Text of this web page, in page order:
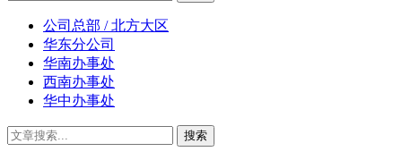
公司总部 / 北方大区
华东分公司
华南办事处
西南办事处
华中办事处